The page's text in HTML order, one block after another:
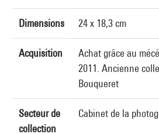
Dimensions 24 x 18,3 cm
Acquisition
Achat grâce au
2011. Ancienne
Bouqueret
Secteur de
collection
Cabinet de la